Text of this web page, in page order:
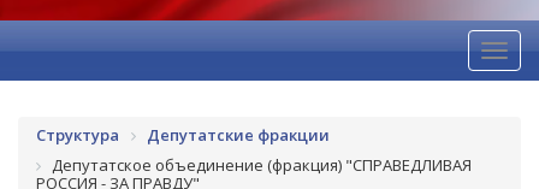
Структура
Депутатские фракции
Депутатское объединение (фракция) "СПРАВЕДЛИВАЯ
РОССИЯ - ЗА ПРАВДУ"